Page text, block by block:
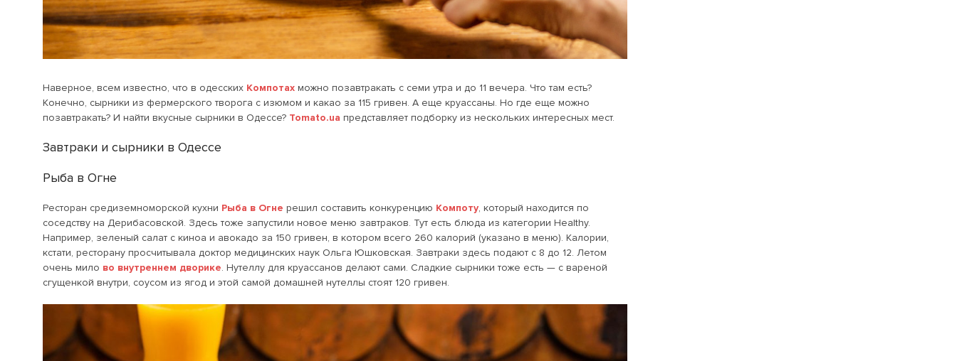
Наверное, всем известно, что в одесских Компотах можно позавтракать с семи утра и до 11 вечера. Что там есть?
Конечно, сырники из фермерского творога с изюмом и какао за 115 гривен. А еще круассаны. Но где еще можно
позавтракать? И найти вкусные сырники в Одессе? Tomato.ua представляет подборку из нескольких интересных мест.
Завтраки и сырники в Одессе
Рыба в Огне
Ресторан средиземноморской кухни Рыба в Огне решил составить конкуренцию Компоту, который находится по
соседству на Дерибасовской. Здесь тоже запустили новое меню завтраков. Тут есть блюда из категории Healthy.
Например, зеленый салат с киноа и авокадо за 150 гривен, в котором всего 260 калорий (указано в меню). Калории,
кстати, ресторану просчитывала доктор медицинских наук Ольга Юшковская. Завтраки здесь подают с 8 до 12. Летом
очень мило во внутреннем дворике. Нутеллу для круассанов делают сами. Сладкие сырники тоже есть — с вареной
сгущенкой внутри, соусом из ягод и этой самой домашней нутеллы стоят 120 гривен.